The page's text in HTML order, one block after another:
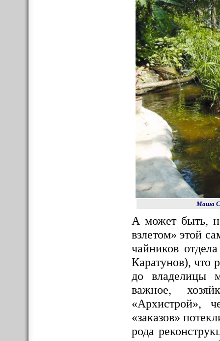
Маша
А может быть,
взлетом» этой
чайников
Каратунов), что
до владелицы
важное,
«Архистрой»,
«заказов»
рода